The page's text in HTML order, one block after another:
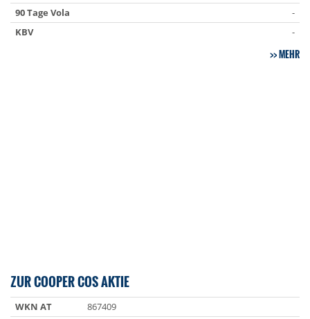
90 Tage Vola
-
KBV
-
MEHR
ZUR COOPER COS AKTIE
WKN AT
867409